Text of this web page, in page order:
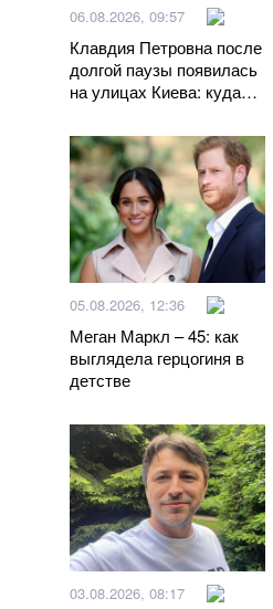
06.08.2026, 09:57
Клавдия Петровна после
долгой паузы появилась
на улицах Киева: куда
05.08.2026, 12:36
Меган Маркл – 45: как
выглядела герцогиня в
детстве
03.08.2026, 08:17